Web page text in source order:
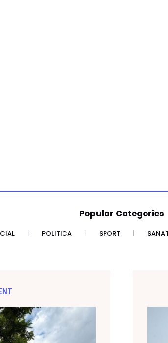
Popular Categories
POLITICA SPORT